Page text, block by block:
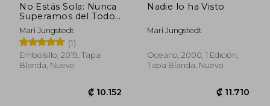
No Estás Sola: Nunca
Superamos del Todo
el Miedo Infantil a que
nos Dejen Solos.
(Embolsillo)
Mari Jungstedt
(1)
Embolsillo, 2019, Tapa
Blanda, Nuevo
Nadie lo ha Visto
Mari Jungstedt
Oceano, 2000, 1 Edición,
Tapa Blanda, Nuevo